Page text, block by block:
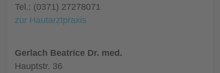
Tel.: (0371) 27278071
zur Hautarztpraxis
Gerlach Beatrice Dr. med.
Hauptstr. 36